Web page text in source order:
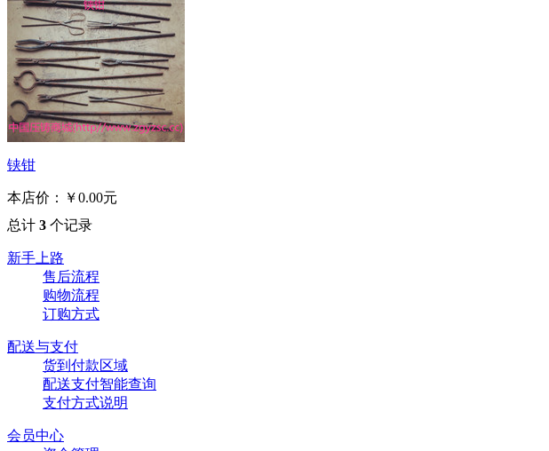
铗钳
本店价：
￥0.00元
总计 3 个记录
新手上路
售后流程
购物流程
订购方式
配送与支付
货到付款区域
配送支付智能查询
支付方式说明
会员中心